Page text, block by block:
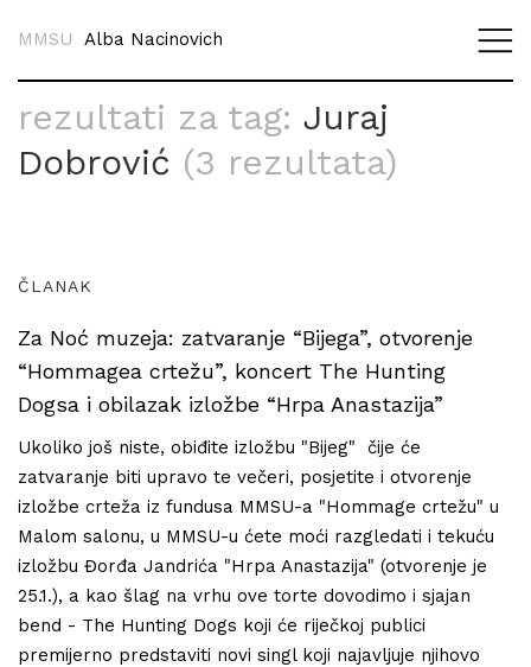
MMSU Alba Nacinovich
rezultati za tag: Juraj
Dobrović (3 rezultata)
ČLANAK
Za Noć muzeja: zatvaranje “Bijega”, otvorenje
“Hommagea crtežu”, koncert The Hunting
Dogsa i obilazak izložbe “Hrpa Anastazija”
Ukoliko još niste, obiđite izložbu "Bijeg" čije će
zatvaranje biti upravo te večeri, posjetite i otvorenje
izložbe crteža iz fundusa MMSU-a "Hommage crtežu" u
Malom salonu, u MMSU-u ćete moći razgledati i tekuću
izložbu Đorđa Jandrića "Hrpa Anastazija" (otvorenje je
25.1.), a kao šlag na vrhu ove torte dovodimo i sjajan
bend - The Hunting Dogs koji će riječkoj publici
premijerno predstaviti novi singl koji najavljuje njihovo